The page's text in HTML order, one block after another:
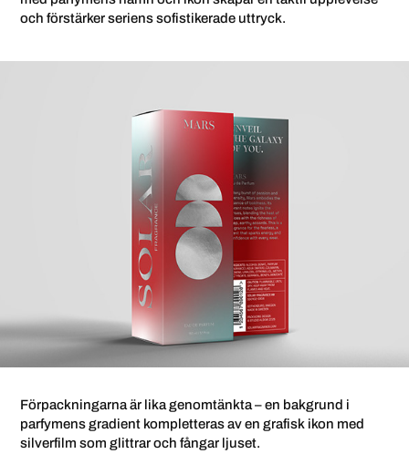
och förstärker seriens sofistikerade uttryck.
Förpackningarna är lika genomtänkta – en bakgrund i
parfymens gradient kompletteras av en grafisk ikon med
silverfilm som glittrar och fångar ljuset.